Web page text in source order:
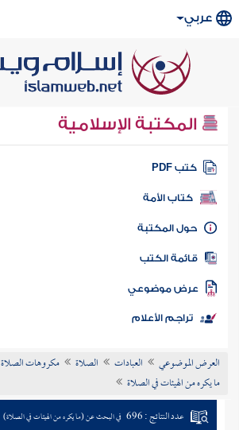
عربي
المكتبة الإسلامية
كتب PDF
كتاب الأمة
المكتبة
الكتب
موضوعي
تراجم الأعلام
العرض الموضوعي العبادات الصلاة
مكروهات الصلاة
ما يكره من الهيئات في الصلاة
عدد النتائج : 696 في البحث عن (ما يكره من الهيئات في الصلاة)